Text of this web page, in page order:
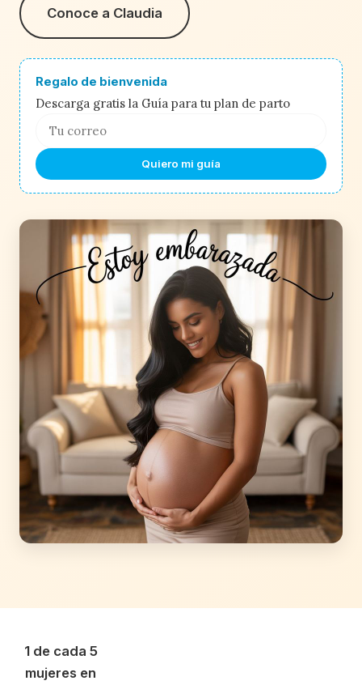
Conoce a Claudia
Regalo de bienvenida
Descarga gratis la Guía para tu plan de parto
Quiero mi guía
1 de cada 5
mujeres en